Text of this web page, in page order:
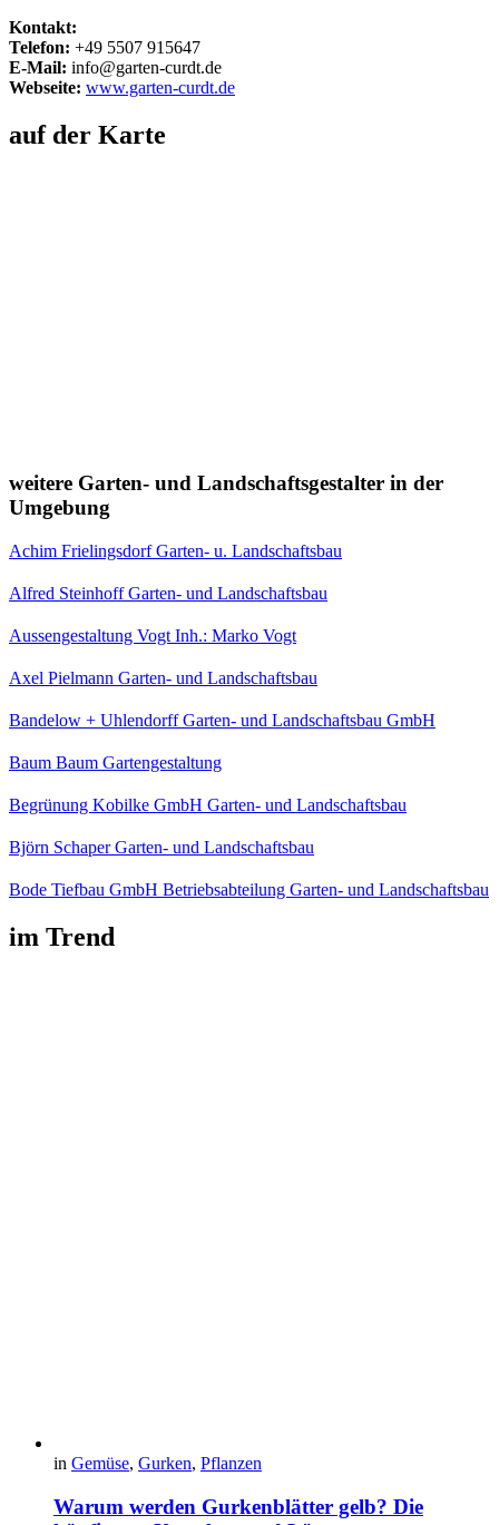
Kontakt:
Telefon: +49 5507 915647
E-Mail: info@garten-curdt.de
Webseite: www.garten-curdt.de
auf der Karte
weitere Garten- und Landschaftsgestalter in der
Umgebung
Achim Frielingsdorf Garten- u. Landschaftsbau
Alfred Steinhoff Garten- und Landschaftsbau
Aussengestaltung Vogt Inh.: Marko Vogt
Axel Pielmann Garten- und Landschaftsbau
Bandelow + Uhlendorff Garten- und Landschaftsbau GmbH
Baum Baum Gartengestaltung
Begrünung Kobilke GmbH Garten- und Landschaftsbau
Björn Schaper Garten- und Landschaftsbau
Bode Tiefbau GmbH Betriebsabteilung Garten- und Landschaftsbau
im Trend
in Gemüse, Gurken, Pflanzen
Warum werden Gurkenblätter gelb? Die